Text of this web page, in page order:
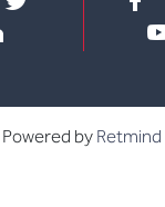
twitter
Powered by Retmind